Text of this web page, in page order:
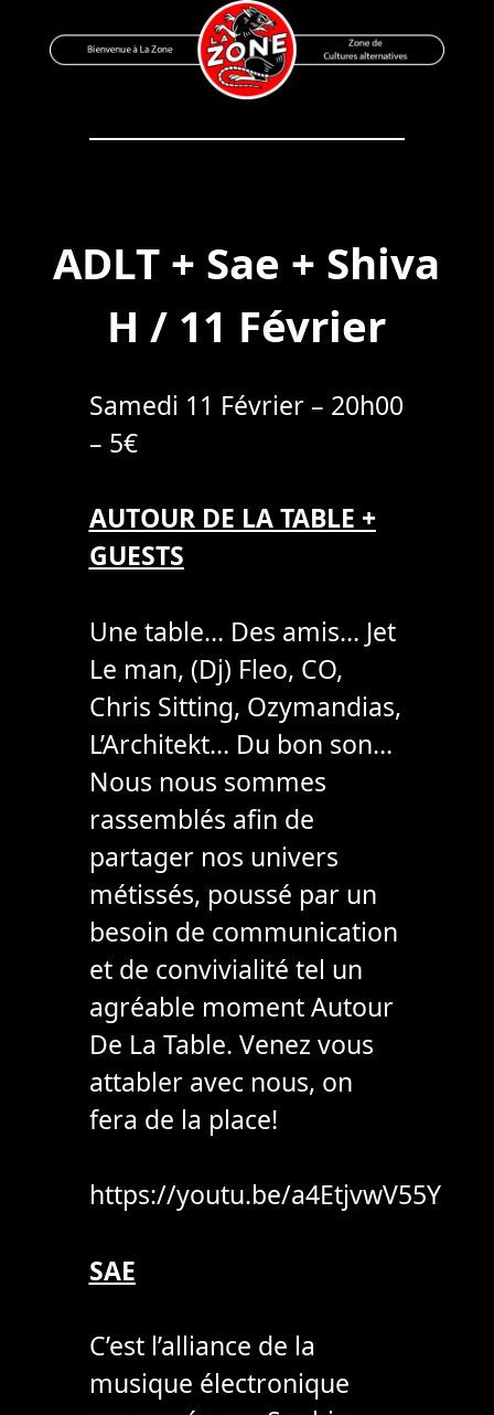
to
Bienvenue à La Zone
Zone de Cultures Alternatives
ADLT + Sae + Shiva
H / 11 Février
Samedi 11 Février – 20h00
– 5€
AUTOUR DE LA TABLE +
GUESTS
Une table… Des amis… Jet
Le man, (Dj) Fleo, CO,
Chris Sitting, Ozymandias,
L’Architekt… Du bon son…
Nous nous sommes
rassemblés afin de
partager nos univers
métissés, poussé par un
besoin de communication
et de convivialité tel un
agréable moment Autour
De La Table. Venez vous
attabler avec nous, on
fera de la place!
https://youtu.be/a4EtjvwV55Y
SAE
C’est l’alliance de la
musique électronique